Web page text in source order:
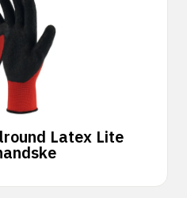
Latex Lite